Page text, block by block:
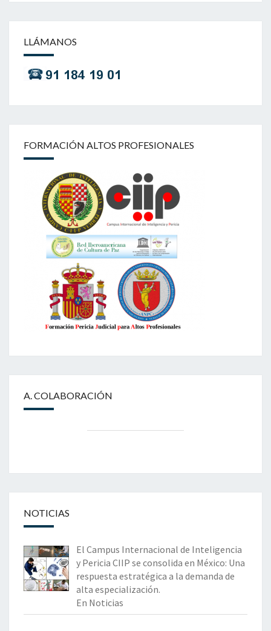
LLÁMANOS
FORMACIÓN ALTOS PROFESIONALES
A. COLABORACIÓN
NOTICIAS
El Campus Internacional de Inteligencia
y Pericia CIIP se consolida en México: Una
respuesta estratégica a la demanda de
alta especialización.
En Noticias